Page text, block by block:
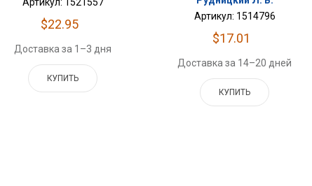
$22.95
Доставка за 1–3 дня
КУПИТЬ
Артикул: 1514796
$17.01
Доставка за 14–20 дней
КУПИТЬ